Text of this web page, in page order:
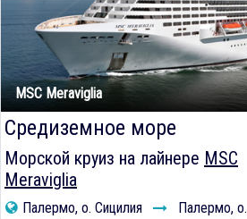
MSC Meraviglia
Средиземное море
Морской круиз на лайнере MSC
Meraviglia
Палермо, о. Сицилия
Палермо, о.